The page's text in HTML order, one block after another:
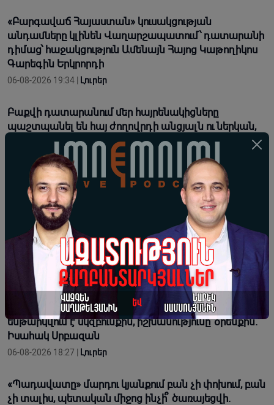
«Բարգավաճ Հայաստան» կուսակցության
անդամները կլինեն Վաղարշապատում՝ դատարանի
դիմաց՝ հաջակցություն Ամենայն Հայոց Կաթողիկոս
Գարեգին Երկրորդի
06-08-2026 19:34 | Լուրեր
Բաքվի դատարանում մեր հայրենակիցները
պաշտպանել են հայ ժողովրդի անցյալն ու ներկան,
թույլ չեն տվել հարված հասցնել մեր ազգային
արժանապատվությանն ու համազգային շահերին.
Տիգրան Աբրահամյան
06-08-2026 19:28 | Լուրեր
«Հենց Ռուբինյանը ոտքերն ամպերից իջեցնի ու
բախվի ռեալ պոլիտիկին, պարզ կդառնա՝ նա
սկզբունքների՞ մարդ է, թե՞ պարզապես լավ
դերասան». Արմեն Հովասափյան
06-08-2026 18:29 | Վերլուծություն
Արդարությունը հաստատվում է այն պահին, երբ անձը
ենթարկվում է սկզբունքին, իշխանությունը՝ օրենքին.
Իսահակ Սրբազան
06-08-2026 18:27 | Լուրեր
«Պադավատը» մարդու կյանքում բան չի փոխում, բան
չի տալիս, պետական միջոց ինչի՞ ծառայեցվի.